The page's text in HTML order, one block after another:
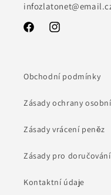
FacebookInstagram
Obchodní podmínky
Zásady ochrany
Zásady vrácení peněz
Zásady pro doručování
Kontaktní údaje